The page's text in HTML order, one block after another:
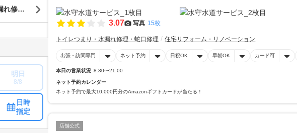
3.07 写真 15枚
トイレつまり・水漏れ修理・蛇口修理 住宅リフォーム・リノベーション
出張・訪問専門 ネット予約 日祝OK 早朝OK カード可
本日の営業状況 8:30〜21:00
ネット予約カレンダー
ネット予約で最大10,000円分のAmazonギフトカードが当たる！
店舗公式
れ修理・蛇口修理
明日
8/8
日時
指定